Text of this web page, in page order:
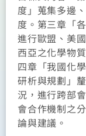
度」蒐集多邊
度。第三章「
進行歐盟、美
西亞之化學物
四章「我國化
研析與規劃」
況，進行跨部
會合作機制之
論與建議。